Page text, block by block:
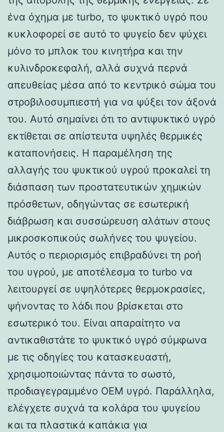
ένα όχημα με turbo, το ψυκτικό υγρό που
κυκλοφορεί σε αυτό το ψυγείο δεν ψύχει
μόνο το μπλοκ του κινητήρα και την
κυλινδροκεφαλή, αλλά συχνά περνά
απευθείας μέσα από το κεντρικό σώμα του
στροβιλοσυμπιεστή για να ψύξει τον άξονά
του. Αυτό σημαίνει ότι το αντιψυκτικό υγρό
εκτίθεται σε απίστευτα υψηλές θερμικές
καταπονήσεις. Η παραμέληση της
αλλαγής του ψυκτικού υγρού προκαλεί τη
διάσπαση των προστατευτικών χημικών
πρόσθετων, οδηγώντας σε εσωτερική
διάβρωση και συσσώρευση αλάτων στους
μικροσκοπικούς σωλήνες του ψυγείου.
Αυτός ο περιορισμός επιβραδύνει τη ροή
του υγρού, με αποτέλεσμα το turbo να
λειτουργεί σε υψηλότερες θερμοκρασίες,
ψήνοντας το λάδι που βρίσκεται στο
εσωτερικό του. Είναι απαραίτητο να
αντικαθιστάτε το ψυκτικό υγρό σύμφωνα
με τις οδηγίες του κατασκευαστή,
χρησιμοποιώντας πάντα το σωστό,
προδιαγεγραμμένο OEM υγρό. Παράλληλα,
ελέγχετε συχνά τα κολάρα του ψυγείου
και τα πλαστικά καπάκια για